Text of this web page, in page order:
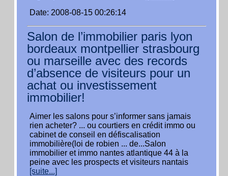
Date: 2008-08-15 00:26:14
Salon de l’immobilier paris lyon
bordeaux montpellier strasbourg
ou marseille avec des records
d’absence de visiteurs pour un
achat ou investissement
immobilier!
Aimer les salons pour s’informer sans jamais
rien acheter? ... ou courtiers en crédit immo ou
cabinet de conseil en défiscalisation
immobilière(loi de robien ... de...Salon
immobilier et immo nantes atlantique 44 à la
peine avec les prospects et visiteurs nantais
[suite...]